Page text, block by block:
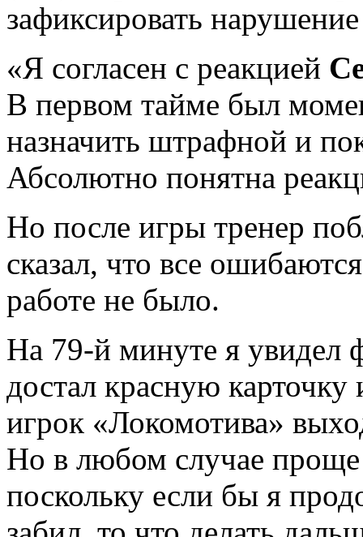
зафиксировать
«Я согласен с реакцией
В первом тайме был
назначить штрафной и
Абсолютно понятна
Но после игры тренер
сказал, что все
работе не было.
На 79-й минуте я увидел
достал красную карточку
игрок «Локомотива»
Но в любом случае проще
поскольку если бы я